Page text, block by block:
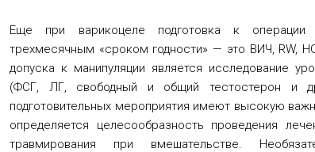
Еще при варикоцеле подготовка к
трехмесячным «сроком годности» — это ВИЧ, RW,
допуска к манипуляции является исследование
(ФСГ, ЛГ, свободный и общий тестостерон и
подготовительных мероприятия имеют высокую
определяется целесообразность проведения
травмирования при вмешательстве.